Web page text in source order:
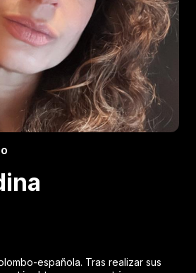
española. Tras realizar sus